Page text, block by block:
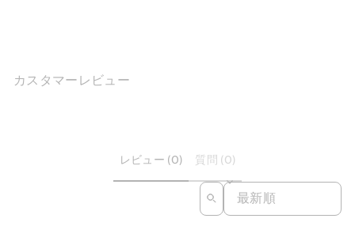
カスタマーレビュー
レビュー (0) 質問 (0)
SORT REVIEWS BY